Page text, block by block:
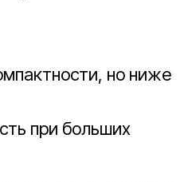
но ниже
при больших